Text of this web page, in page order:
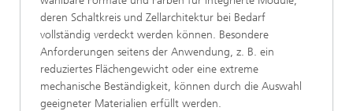
deren Schaltkreis und Zellarchitektur bei Bedarf
vollständig verdeckt werden können. Besondere
Anforderungen seitens der Anwendung, z. B. ein
reduziertes Flächengewicht oder eine extreme
mechanische Beständigkeit, können durch die Auswahl
geeigneter Materialien erfüllt werden.